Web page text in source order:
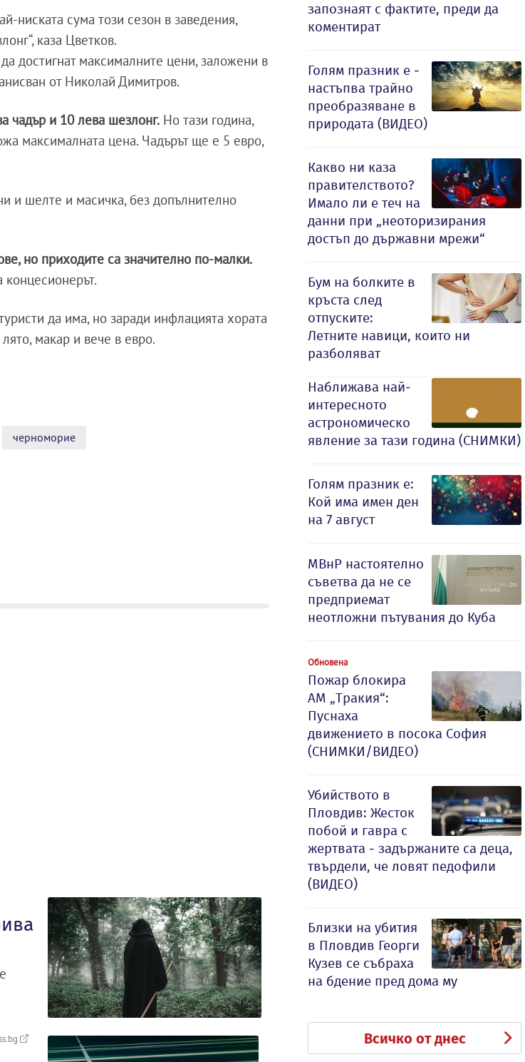
ниската сума този сезон в заведения,
каза Цветков.
достигнат максималните цени, заложени в
от Николай Димитров.
чадър и 10 лева шезлонг. Но тази година,
максималната цена. Чадърът ще е 5 евро,
и шелте и масичка, без допълнително
но приходите са значително по-малки.
да има, но заради инфлацията хората
макар и вече в евро.
черноморие
запознаят с фактите, преди да
коментират
Голям празник е -
настъпва трайно
преобразяване в
природата (ВИДЕО)
Какво ни каза
правителството?
Имало ли е теч на
данни при „неоторизирания
достъп до държавни мрежи“
Бум на болките в
кръста след
отпуските:
Летните навици, които ни
разболяват
Наближава най-
интересното
астрономическо
явление за тази година (СНИМКИ)
Голям празник е:
Кой има имен ден
на 7 август
МВнР настоятелно
съветва да не се
предприемат
неотложни пътувания до Куба
Обновена
Пожар блокира
АМ „Тракия“:
Пуснаха
движението в посока София
(СНИМКИ/ВИДЕО)
Убийството в
Пловдив: Жесток
побой и гавра с
жертвата - задържаните са деца,
твърдели, че ловят педофили
(ВИДЕО)
Близки на убития
в Пловдив Георги
Кузев се събраха
на бдение пред дома му
Всичко от днес